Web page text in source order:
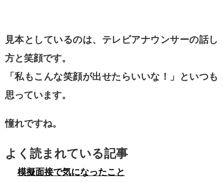
見本としているのは、テレビアナウンサーの話し
方と笑顔です。
「私もこんな笑顔が出せたらいいな！」
といつも
思っています。
憧れですね。
よく読まれている記事
模擬面接で気になったこと